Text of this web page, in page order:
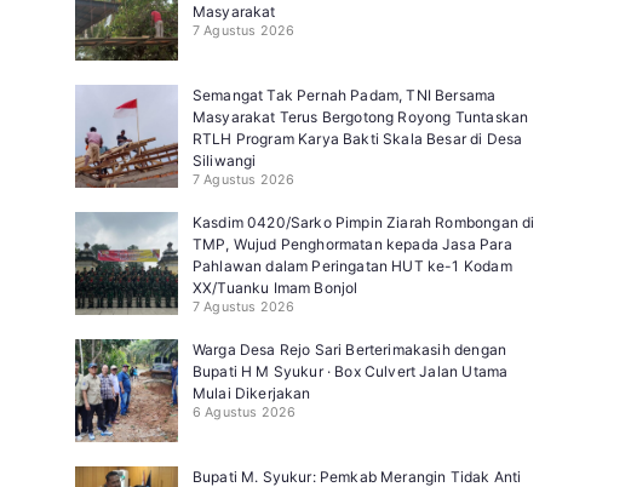
Masyarakat
7 Agustus 2026
Semangat Tak Pernah Padam, TNI Bersama
Masyarakat Terus Bergotong Royong Tuntaskan
RTLH Program Karya Bakti Skala Besar di Desa
Siliwangi
7 Agustus 2026
Kasdim 0420/Sarko Pimpin Ziarah Rombongan di
TMP, Wujud Penghormatan kepada Jasa Para
Pahlawan dalam Peringatan HUT ke-1 Kodam
XX/Tuanku Imam Bonjol
7 Agustus 2026
Warga Desa Rejo Sari Berterimakasih dengan
Bupati H M Syukur · Box Culvert Jalan Utama
Mulai Dikerjakan
6 Agustus 2026
Bupati M. Syukur: Pemkab Merangin Tidak Anti